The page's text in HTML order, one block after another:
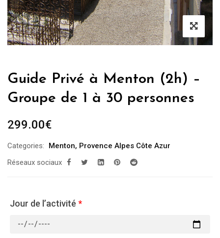
Guide Privé à Menton (2h) –
Groupe de 1 à 30 personnes
299.00€
Categories: Menton, Provence Alpes Côte Azur
Réseaux sociaux
Jour de l’activité *